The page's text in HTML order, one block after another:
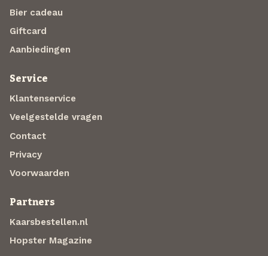
Bier cadeau
Giftcard
Aanbiedingen
Service
Klantenservice
Veelgestelde vragen
Contact
Privacy
Voorwaarden
Partners
Kaarsbestellen.nl
Hopster Magazine